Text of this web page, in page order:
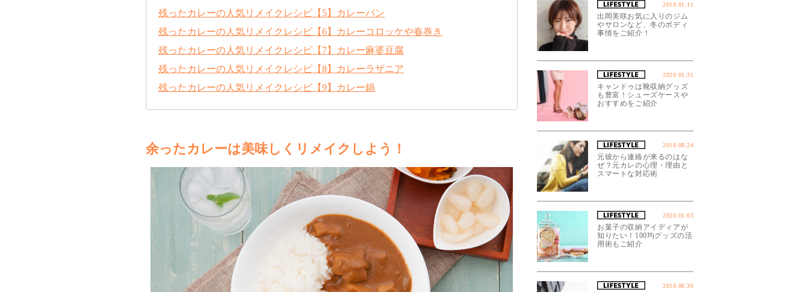
残ったカレーの人気リメイクレシピ【5】カレーパン
残ったカレーの人気リメイクレシピ【6】カレーコロッケや春巻き
残ったカレーの人気リメイクレシピ【7】カレー麻婆豆腐
残ったカレーの人気リメイクレシピ【8】カレーラザニア
残ったカレーの人気リメイクレシピ【9】カレー鍋
余ったカレーは美味しくリメイクしよう！
2019.01.11
出岡美咲お気に入りのジム
やサロンなど、冬のボディ
事情をご紹介！
2020.01.31
キャンドゥは靴収納グッズ
も豊富！シューズケースや
おすすめをご紹介
2018.08.24
元彼から連絡が来るのはな
ぜ？元カレの心理・理由と
スマートな対応術
2020.01.03
お菓子の収納アイディアが
知りたい！100均グッズの活
用術もご紹介
2018.06.30